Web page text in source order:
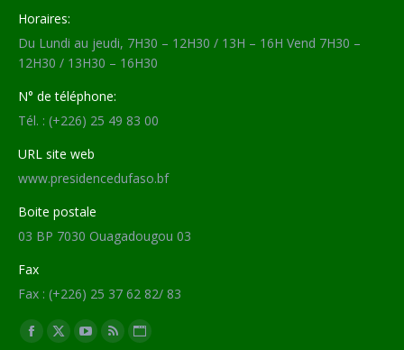
Horaires:
Du Lundi au jeudi, 7H30 – 12H30 / 13H – 16H Vend 7H30 –
12H30 / 13H30 – 16H30
N° de téléphone:
Tél. : (+226) 25 49 83 00
URL site web
www.presidencedufaso.bf
Boite postale
03 BP 7030 Ouagadougou 03
Fax
Fax : (+226) 25 37 62 82/ 83
Trouvez nous sur :
Facebook
X
YouTube
RSS Site